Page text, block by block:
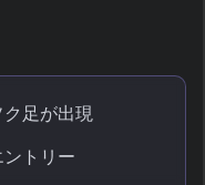
足が出現
トリー